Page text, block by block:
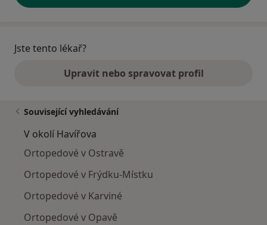
Jste tento lékař?
Upravit nebo spravovat profil
Související vyhledávání
V okolí Havířova
Ortopedové v Ostravě
Ortopedové v Frýdku-Místku
Ortopedové v Karviné
Ortopedové v Opavě